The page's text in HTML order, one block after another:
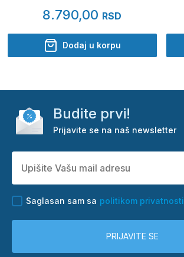
8.790,00 RSD
Dodaj u korpu
Budite prvi!
Prijavite se na naš newsletter
Saglasan sam sa politikom privatnosti
PRIJAVITE SE